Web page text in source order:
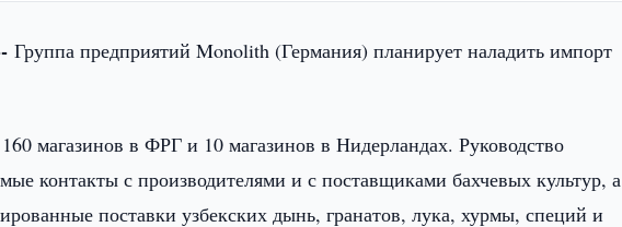
Группа предприятий Monolith (Германия) планирует наладить импорт
магазинов в ФРГ и 10 магазинов в Нидерландах. Руководство
контакты с производителями и с поставщиками бахчевых культур, а
поставки узбекских дынь, гранатов, лука, хурмы, специй и